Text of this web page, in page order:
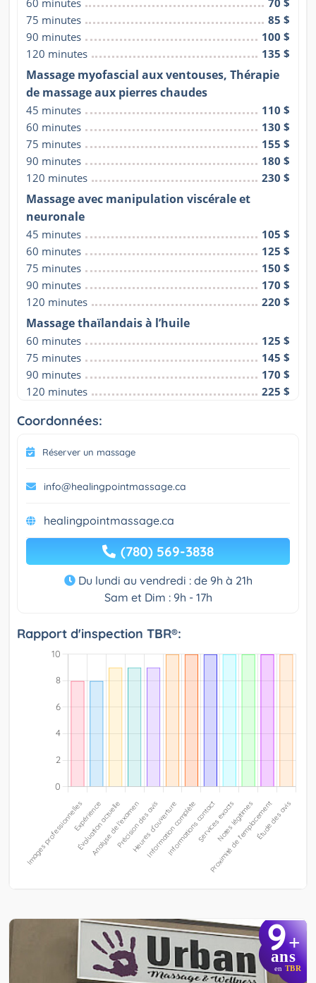
75 minutes
85 $
90 minutes
100 $
120 minutes
135 $
Massage myofascial aux ventouses, Thérapie
de massage aux pierres chaudes
45 minutes
110 $
60 minutes
130 $
75 minutes
155 $
90 minutes
180 $
120 minutes
230 $
Massage avec manipulation viscérale et
neuronale
45 minutes
105 $
60 minutes
125 $
75 minutes
150 $
90 minutes
170 $
120 minutes
220 $
Massage thaïlandais à l’huile
60 minutes
125 $
75 minutes
145 $
90 minutes
170 $
120 minutes
225 $
Coordonnées:
Réserver un massage
info@healingpointmassage.ca
healingpointmassage.ca
(780) 569-3838
Du lundi au vendredi : de 9h à 21h
Sam et Dim : 9h - 17h
Rapport d'inspection TBR®:
9+
ans
en TBR